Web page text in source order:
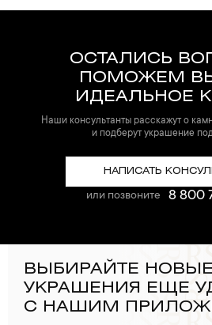
ОСТАЛИСЬ
ПОМОЖЕМ
ИДЕАЛЬНОЕ
Наши консультанты расскажут о
и подберут украшение
НАПИСАТЬ
или позвоните 8 800
ВЫБИРАЙТЕ НОВЫЕ
УКРАШЕНИЯ ЕЩЕ
С НАШИМ